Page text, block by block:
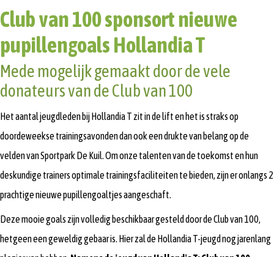
Club van 100 sponsort nieuwe
pupillengoals Hollandia T
Mede mogelijk gemaakt door de vele
donateurs van de Club van 100
Het aantal jeugdleden bij Hollandia T zit in de lift en het is straks op
doordeweekse trainingsavonden dan ook een drukte van belang op de
velden van Sportpark De Kuil. Om onze talenten van de toekomst en hun
deskundige trainers optimale trainingsfaciliteiten te bieden, zijn er onlangs 2
prachtige nieuwe pupillengoaltjes aangeschaft.
Deze mooie goals zijn volledig beschikbaar gesteld door de Club van 100,
hetgeen een geweldig gebaar is. Hier zal de Hollandia T-jeugd nog jarenlang